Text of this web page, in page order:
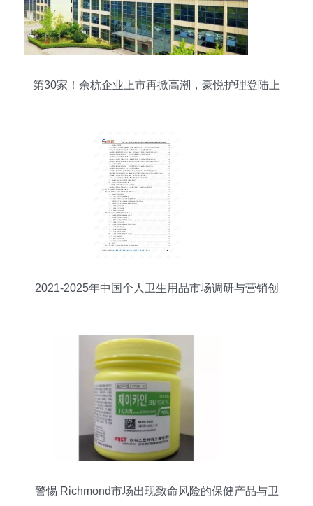
第30家！余杭企业上市再掀高潮，豪悦护理登陆上
2021-2025年中国个人卫生用品市场调研与营销创
警惕 Richmond市场出现致命风险的保健产品与卫